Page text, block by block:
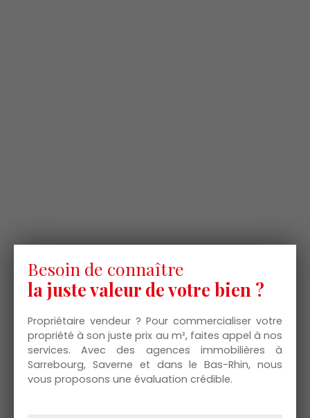
Besoin de connaître
la juste valeur de votre bien ?
Propriétaire vendeur ? Pour commercialiser votre
propriété à son juste prix au m², faites appel à nos
services. Avec des agences immobilières à
Sarrebourg, Saverne et dans le Bas-Rhin, nous
vous proposons une évaluation crédible.